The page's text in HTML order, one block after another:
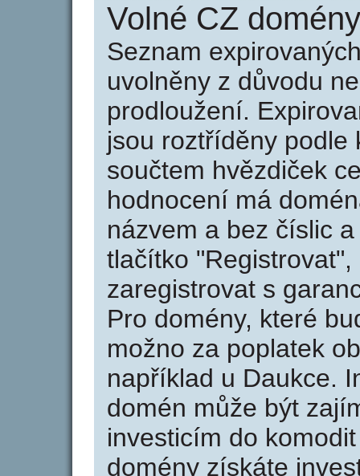
Volné CZ
Seznam
uvolněny z důvodu
prodloužení.
jsou roztříděny podle
součtem hvězdiček
hodnocení má
názvem a bez číslic
tlačítko
zaregistrovat s
Pro domény, které
možno za poplatek
například u Daukce.
domén může být
investicím do
domény získáte